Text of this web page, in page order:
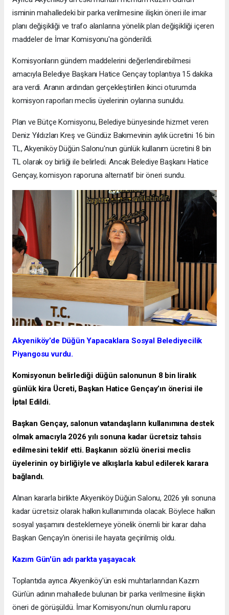
isminin mahalledeki bir parka verilmesine ilişkin öneri ile imar
planı değişikliği ve trafo alanlarına yönelik plan değişikliği içeren
maddeler de İmar Komisyonu'na gönderildi.
Komisyonların gündem maddelerini değerlendirebilmesi
amacıyla Belediye Başkanı Hatice Gençay toplantıya 15 dakika
ara verdi. Aranın ardından gerçekleştirilen ikinci oturumda
komisyon raporları meclis üyelerinin oylarına sunuldu.
Plan ve Bütçe Komisyonu, Belediye bünyesinde hizmet veren
Deniz Yıldızları Kreş ve Gündüz Bakımevinin aylık ücretini 16 bin
TL, Akyeniköy Düğün Salonu'nun günlük kullanım ücretini 8 bin
TL olarak oy birliği ile belirledi. Ancak Belediye Başkanı Hatice
Gençay, komisyon raporuna alternatif bir öneri sundu.
Akyeniköy’de Düğün Yapacaklara Sosyal Belediyecilik
Piyangosu vurdu.
Komisyonun belirlediği düğün salonunun 8 bin liralık
günlük kira Ücreti, Başkan Hatice Gençay’ın önerisi ile
İptal Edildi.
Başkan Gençay, salonun vatandaşların kullanımına destek
olmak amacıyla 2026 yılı sonuna kadar ücretsiz tahsis
edilmesini teklif etti. Başkanın sözlü önerisi meclis
üyelerinin oy birliğiyle ve alkışlarla kabul edilerek karara
bağlandı.
Alınan kararla birlikte Akyeniköy Düğün Salonu, 2026 yılı sonuna
kadar ücretsiz olarak halkın kullanımında olacak. Böylece halkın
sosyal yaşamını desteklemeye yönelik önemli bir karar daha
Başkan Gençay'ın önerisi ile hayata geçirilmiş oldu.
Kazım Gün'ün adı parkta yaşayacak
Toplantıda ayrıca Akyeniköy'ün eski muhtarlarından Kazım
Gün'ün adının mahallede bulunan bir parka verilmesine ilişkin
öneri de görüşüldü. İmar Komisyonu'nun olumlu raporu